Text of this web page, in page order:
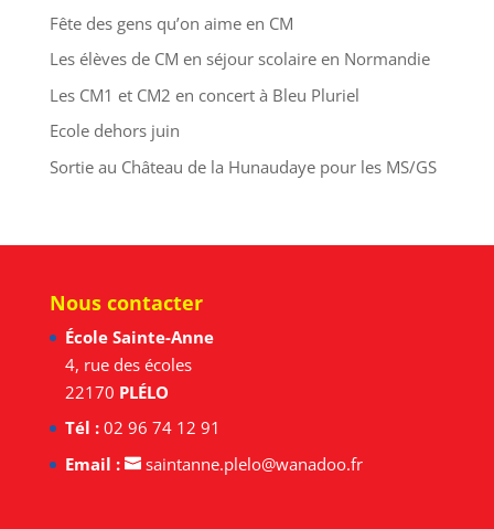
Fête des gens qu’on aime en CM
Les élèves de CM en séjour scolaire en Normandie
Les CM1 et CM2 en concert à Bleu Pluriel
Ecole dehors juin
Sortie au Château de la Hunaudaye pour les MS/GS
Nous contacter
École Sainte-Anne
4, rue des écoles
22170 PLÉLO
Tél :02 96 74 12 91
Email :
saintanne.plelo@wanadoo.fr